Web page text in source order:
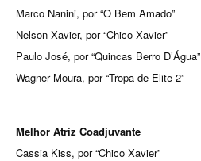
Marco Nanini, por “O Bem Amado”
Nelson Xavier, por “Chico Xavier”
Paulo José, por “Quincas Berro D’Água”
Wagner Moura, por “Tropa de Elite 2”
Melhor Atriz Coadjuvante
Cassia Kiss, por “Chico Xavier”